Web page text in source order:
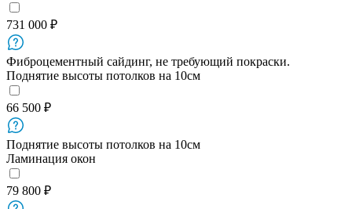
731 000 ₽
Фиброцементный сайдинг, не требующий покраски.
Поднятие высоты потолков на 10см
66 500 ₽
Поднятие высоты потолков на 10см
Ламинация окон
79 800 ₽